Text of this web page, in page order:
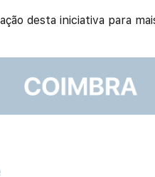
desta iniciativa para